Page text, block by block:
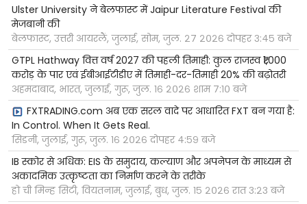
Ulster University ने बेलफास्ट में Jaipur Literature Festival की
मेजबानी की
बेलफास्ट, उत्तरी आयरलैं, जुलाई, सोम, जुल. २७ २०२६ दोपहर ३:४५ बजे
GTPL Hathway वित्त वर्ष 2027 की पहली तिमाही: कुल राजस्व ₹1,000
करोड़ के पार एवं ईबीआईटीडीए में तिमाही-दर-तिमाही 20% की बढ़ोतरी
अहमदाबाद, भारत, जुलाई, गुरू, जुल. १६ २०२६ शाम ७:१० बजे
FXTRADING.com अब एक सरल वादे पर आधारित FXT बन गया है:
In Control. When It Gets Real.
सिडनी, जुलाई, गुरू, जुल. १६ २०२६ दोपहर ४:५९ बजे
IB स्कोर से अधिक: EIS के समुदाय, कल्याण और अपनेपन के माध्यम से
अकादमिक उत्कृष्टता का निर्माण करने के तरीके
हो ची मिन्ह सिटी, वियतनाम, जुलाई, बुध, जुल. १५ २०२६ रात ३:२३ बजे